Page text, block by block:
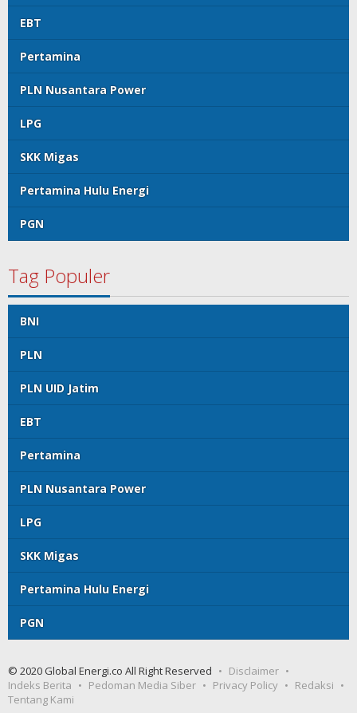
EBT
Pertamina
PLN Nusantara Power
LPG
SKK Migas
Pertamina Hulu Energi
PGN
Tag Populer
BNI
PLN
PLN UID Jatim
EBT
Pertamina
PLN Nusantara Power
LPG
SKK Migas
Pertamina Hulu Energi
PGN
© 2020 Global Energi.co All Right Reserved
Disclaimer
Indeks Berita
Pedoman Media Siber Privacy Policy
Redaksi
Tentang Kami